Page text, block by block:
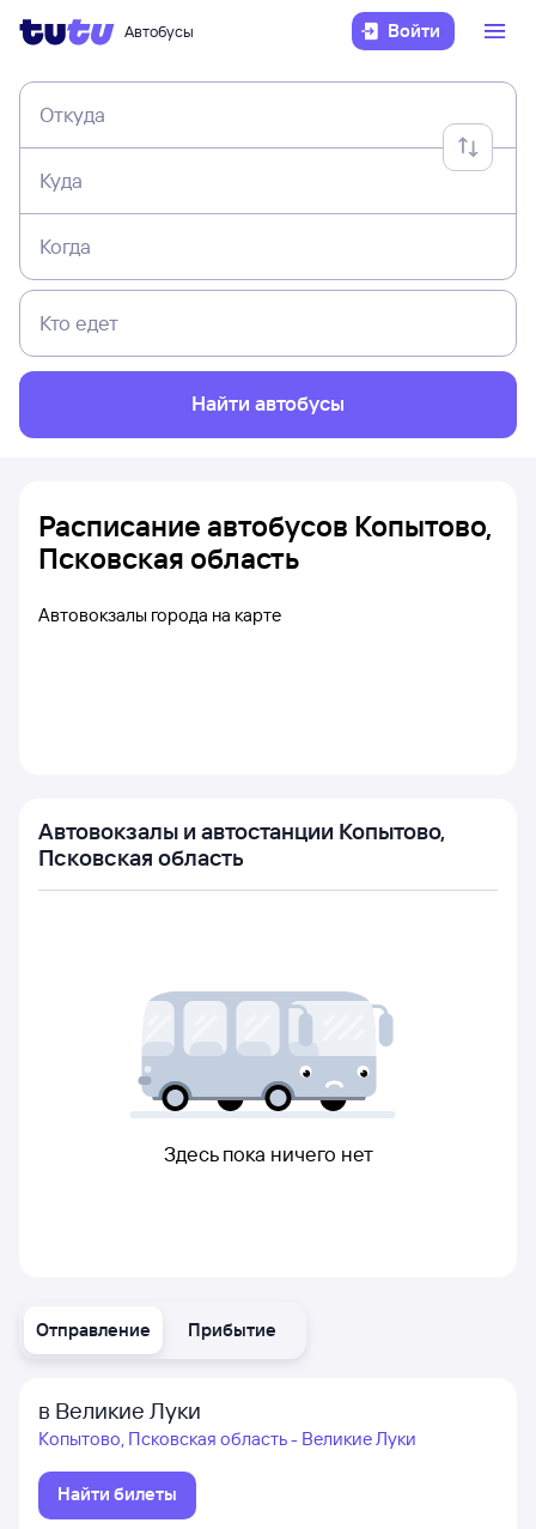
Автобусы Войти
Откуда
Куда
Когда
Кто едет
Найти автобусы
Отправление Прибытие
в Великие Луки
Копытово, Псковская область - Великие Луки
Найти билеты
Расписание автобусов Копытово,
Псковская область
Автовокзалы города на карте
Автовокзалы и автостанции Копытово,
Псковская область
Здесь пока ничего нет